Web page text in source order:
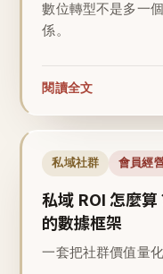
數位轉型不是多一
係。
閱讀全文
私域社群 會員經
私域 ROI 怎麼
的數據框架
一套把社群價值量